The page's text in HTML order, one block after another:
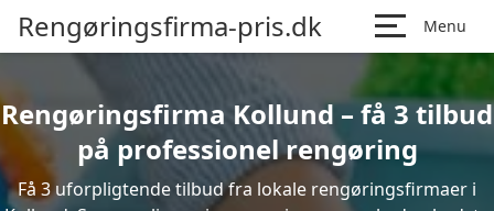
Rengøringsfirma-pris.dk Menu
Rengøringsfirma Kollund – få 3 tilbud
på professionel rengøring
Få 3 uforpligtende tilbud fra lokale rengøringsfirmaer i